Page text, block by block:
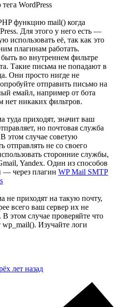
WordPress
функцию mail() когда
Для этого у него есть —
использовать её, так как это
плагинам работать.
во внутреннем фильтре
Такие письма не попадают в
Они просто нигде не
отправить письмо на
емайл, например от бота
нет никаких фильтров.
туда приходят, значит ваш
но почтовая служба
этом случае советую
отправлять не со своего
сторонние службы,
Yandex. Один из способов
— через плагин WP Mail SMTP
не приходят на такую почту,
всего ваш сервер их не
В этом случае проверяйте что
wp_mail(). Изучайте логи
лет назад